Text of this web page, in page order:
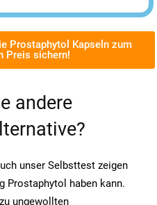
Prostaphytol Kapseln zum
Preis sichern!
andere
unser Selbsttest zeigen
Prostaphytol haben kann.
ungewollten